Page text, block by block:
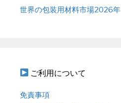
世界の包装用材料市場2026年
ご利用について
免責事項